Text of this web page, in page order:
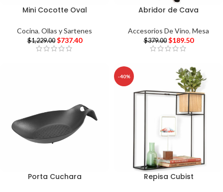
Mini Cocotte Oval
Cocina, Ollas y Sartenes
$1,229.00 $737.40
Abridor de Cava
Accesorios De Vino, Mesa
$379.00 $189.50
Porta Cuchara
-40%
Repisa Cubist